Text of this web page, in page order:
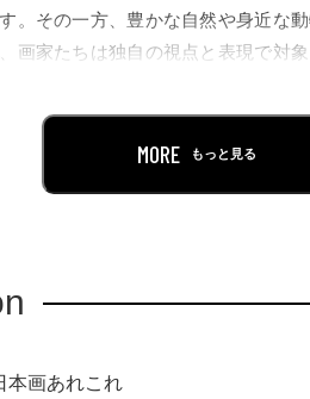
。その一方、豊かな自然や身近な
画家たちは独自の視点と表現で対
楽しみながらご覧いただけるよう
MORE もっと見る
本画あれこれ